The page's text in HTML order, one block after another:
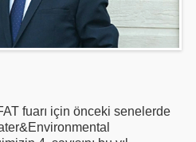
fuarı için önceki senelerde